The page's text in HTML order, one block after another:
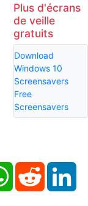
Plus d'écrans
de veille
gratuits
Download
Windows 10
Screensavers
Free
Screensavers
WhatsAppReddit